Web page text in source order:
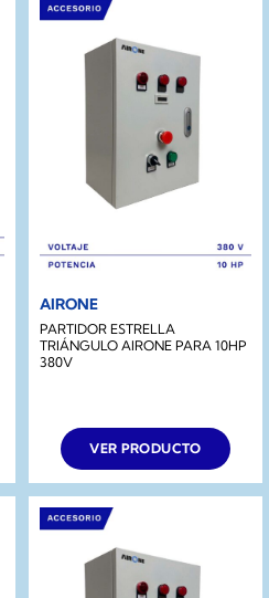
AIRONE
PARTIDOR ESTRELLA
TRIÁNGULO AIRONE PARA 10HP
380V
VER PRODUCTO